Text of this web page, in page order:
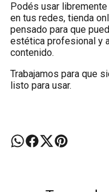
Podés usar
en tus redes, tienda
pensado para que
estética profesional y
contenido.
Trabajamos para que
listo para usar.